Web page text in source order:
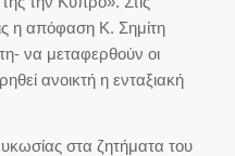
η απόφαση Κ. Σημίτη
να μεταφερθούν οι
ανοικτή η ενταξιακή
στα ζητήματα του